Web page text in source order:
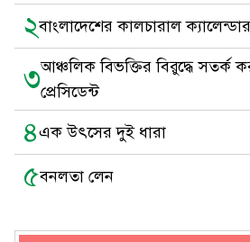
২বাংলাদেশের কালচারাল ক্যালেন্ডার
৩আঞ্চলিক বিভক্তির বিরুদ্ধে সতর্ক
প্রেসিডেন্ট
৪এক উৎসের দুই ধারা
৫বনলতা লেন